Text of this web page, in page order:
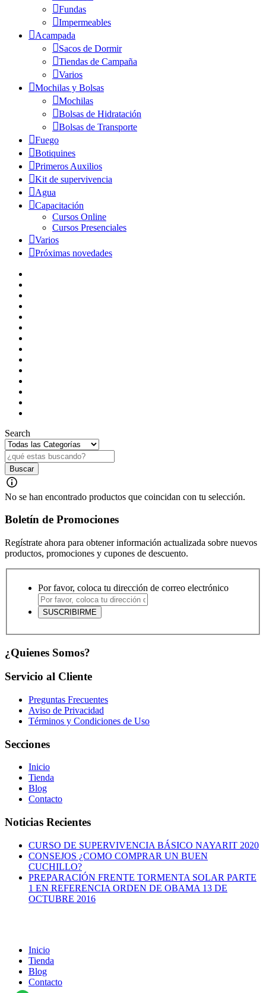
Fundas
Impermeables
Acampada
Sacos de Dormir
Tiendas de Campaña
Varios
Mochilas y Bolsas
Mochilas
Bolsas de Hidratación
Bolsas de Transporte
Fuego
Botiquines
Primeros Auxilios
Kit de supervivencia
Agua
Capacitación
Cursos Online
Cursos Presenciales
Varios
Próximas novedades
Search
No se han encontrado productos que coincidan con tu selección.
Boletín de Promociones
Regístrate ahora para obtener información actualizada sobre nuevos
productos, promociones y cupones de descuento.
Por favor, coloca tu dirección de correo electrónico
¿Quienes Somos?
Servicio al Cliente
Preguntas Frecuentes
Aviso de Privacidad
Términos y Condiciones de Uso
Secciones
Inicio
Tienda
Blog
Contacto
Noticias Recientes
CURSO DE SUPERVIVENCIA BÁSICO NAYARIT 2020
CONSEJOS ¿COMO COMPRAR UN BUEN
CUCHILLO?
PREPARACIÓN FRENTE TORMENTA SOLAR PARTE
1 EN REFERENCIA ORDEN DE OBAMA 13 DE
OCTUBRE 2016
Inicio
Tienda
Blog
Contacto